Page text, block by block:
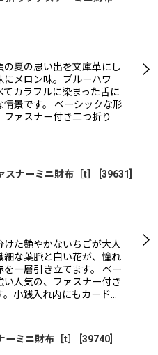
の夏の思い出を文庫革にし
にメロン味。ブルーハワ
てカラフルに染まった舌に
情景です。 ベーシックな形
ァスナー付き二つ折り
スナーミニ財布［t］ 39631
けた艶やかないちごが大人
細な葉脈と白い花が、憧れ
を一層引き立てます。 ベー
い人気の、ファスナー付き
小銭入れ内にもカード…
ミニ財布［t］ [39740]